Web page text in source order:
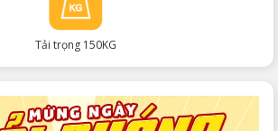
Tải trọng 150KG